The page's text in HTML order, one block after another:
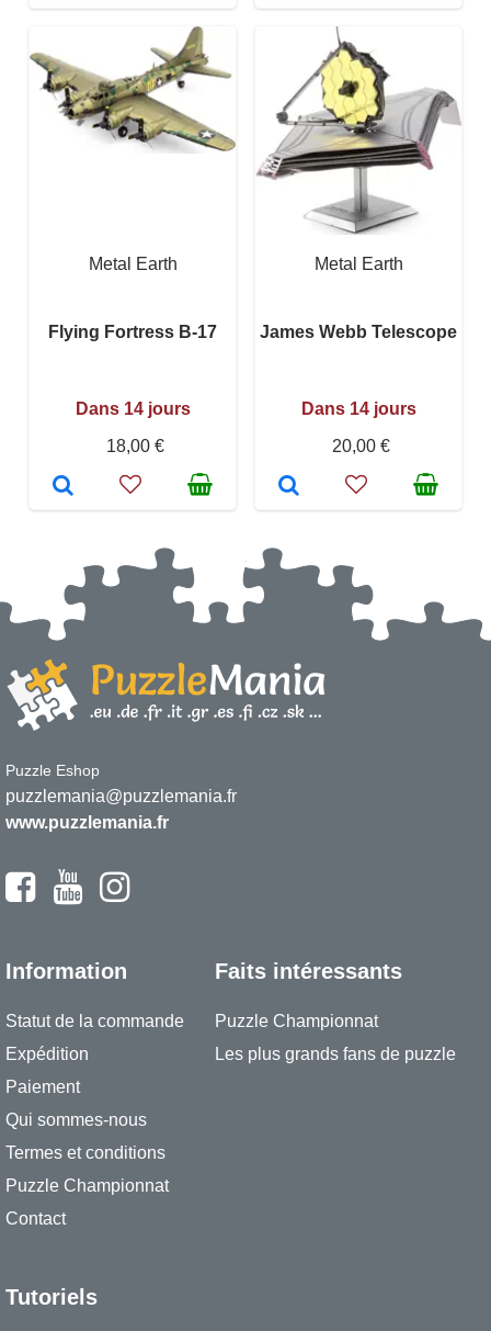
Metal Earth
Flying Fortress B-17
Dans 14 jours
18,00 €
Metal Earth
James Webb Telescope
Dans 14 jours
20,00 €
Puzzle Eshop
puzzlemania@puzzlemania.fr
www.puzzlemania.fr
Information
Statut de la commande
Expédition
Paiement
Qui sommes-nous
Termes et conditions
Puzzle Championnat
Contact
Faits intéressants
Puzzle Championnat
Les plus grands fans de puzzle
Tutoriels